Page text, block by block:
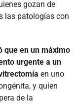
gozan de
las patologías con
que en un máximo
urgente a un
en uno
y quien
de la